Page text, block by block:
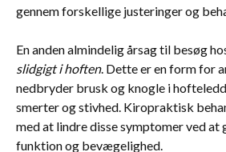
gennem forskellige justeringer og
En anden almindelig årsag til besøg
slidgigt i hoften. Dette er en form for
nedbryder brusk og knogle i
smerter og stivhed. Kiropraktisk
med at lindre disse symptomer ved at
funktion og bevægelighed.